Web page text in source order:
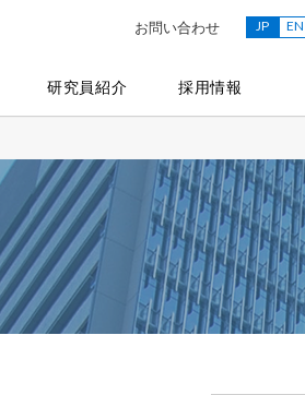
研究員紹介 採用情報
お問い合わせ JP EN